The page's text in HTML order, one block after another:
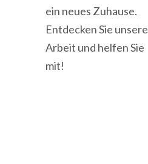
ein neues Zuhause.
Entdecken Sie unsere
Arbeit und helfen Sie
mit!